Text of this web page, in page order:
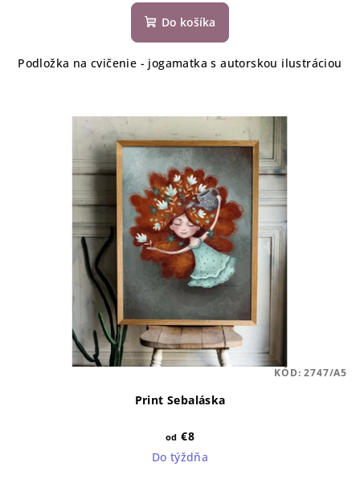
Do košíka
Podložka na cvičenie - jogamatka s autorskou ilustráciou
Print Sebaláska
od €8
Do týždňa
KÓD:2747/A5